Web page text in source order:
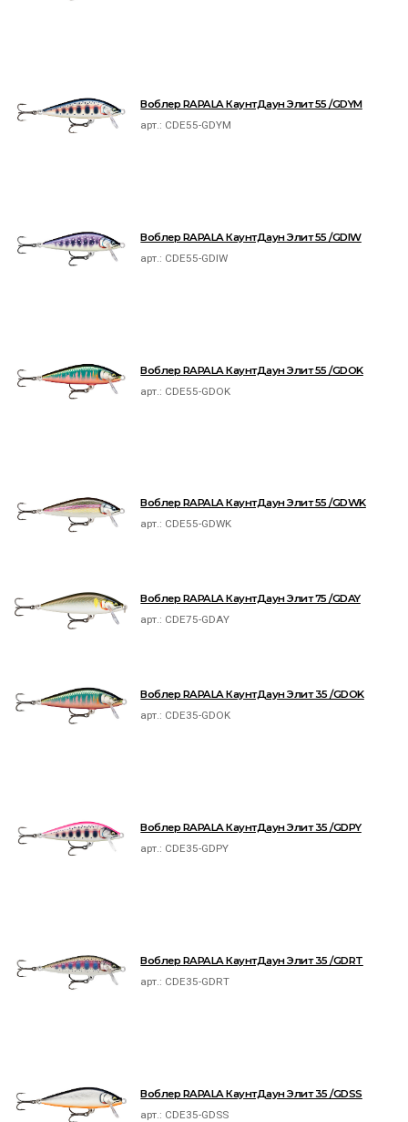
Воблер RAPALA КаунтДаун Элит 55 /GDYM
арт.: CDE55-GDYM
Воблер RAPALA КаунтДаун Элит 55 /GDIW
арт.: CDE55-GDIW
Воблер RAPALA КаунтДаун Элит 55 /GDOK
арт.: CDE55-GDOK
Воблер RAPALA КаунтДаун Элит 55 /GDWK
арт.: CDE55-GDWK
Воблер RAPALA КаунтДаун Элит 75 /GDAY
арт.: CDE75-GDAY
Воблер RAPALA КаунтДаун Элит 35 /GDOK
арт.: CDE35-GDOK
Воблер RAPALA КаунтДаун Элит 35 /GDPY
арт.: CDE35-GDPY
Воблер RAPALA КаунтДаун Элит 35 /GDRT
арт.: CDE35-GDRT
Воблер RAPALA КаунтДаун Элит 35 /GDSS
арт.: CDE35-GDSS